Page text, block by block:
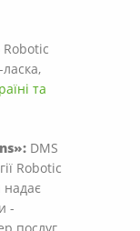
Robotic
та
DMS
Robotic
надає
-